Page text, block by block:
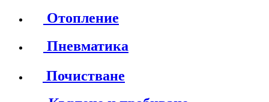
Отопление
Пневматика
Почистване